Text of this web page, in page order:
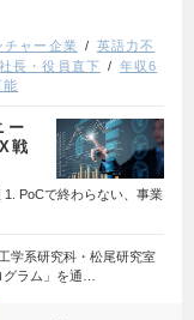
チャー企業
英語力不
社長・役員直下
年収6
能
ー
戦
PoCで終わらない、事業
学系研究科・松尾研究室
ラム」を通…